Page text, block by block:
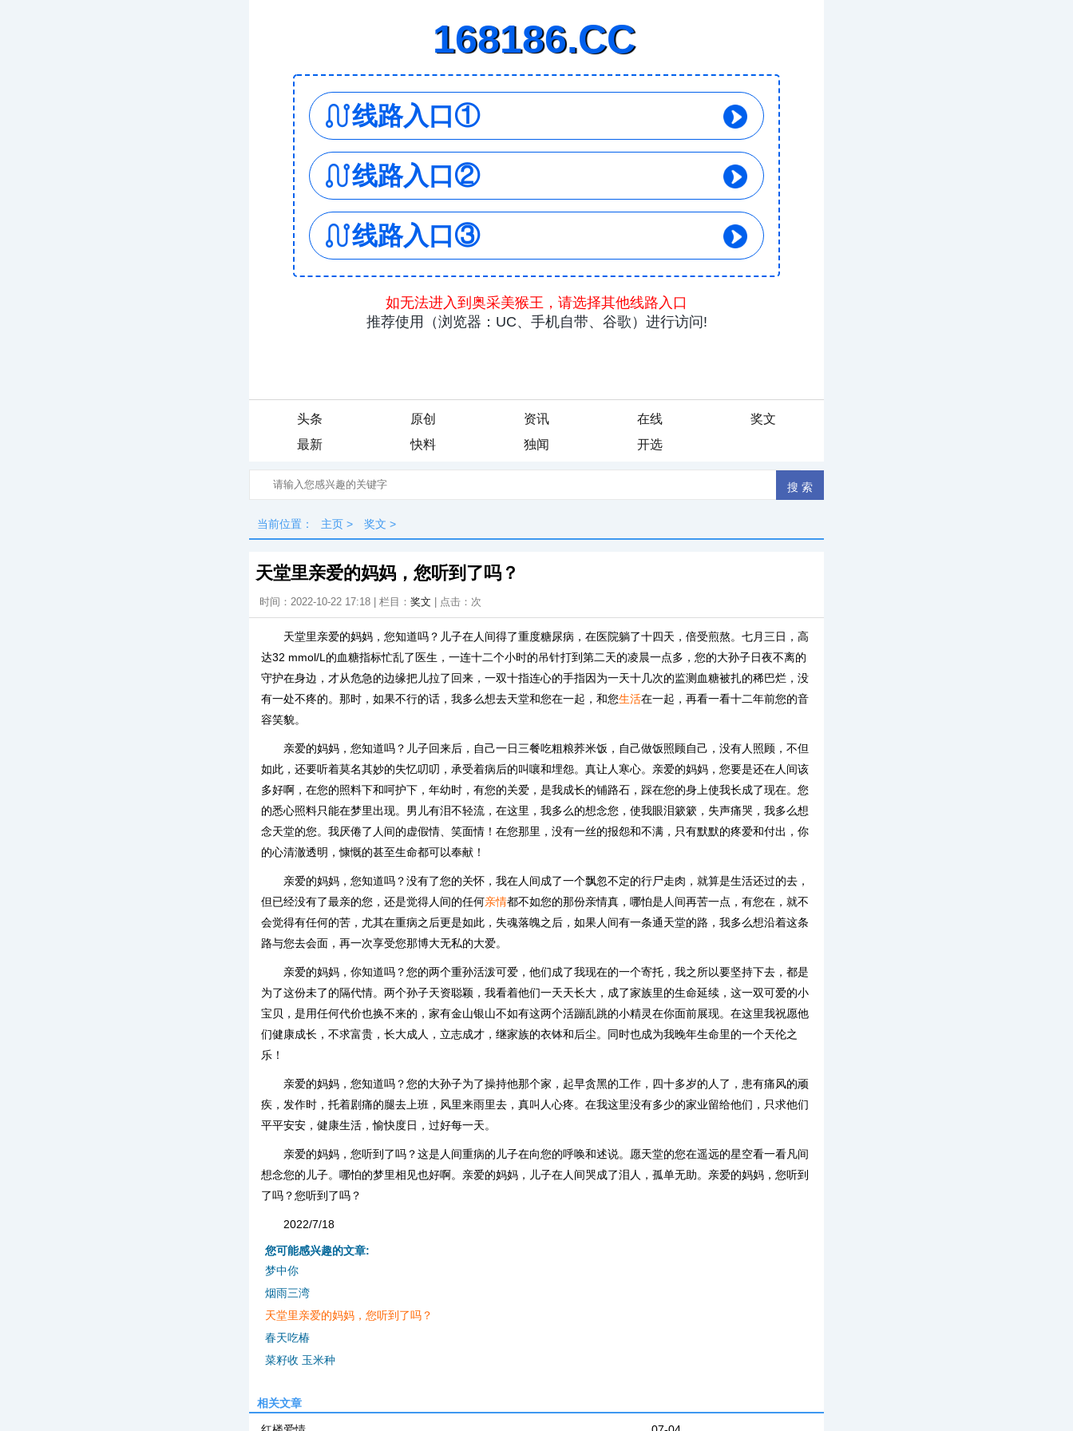
头条 原创 资讯 在线
奖文
最新
快料 独闻 开选
当前位置： 主页 > 奖文 >
天堂里亲爱的妈妈，您听到了吗？
时间：2022-10-22 17:18 | 栏目： 奖文 | 点击： 次
天堂里亲爱的妈妈，您知道吗？儿子在人间得了重度糖尿病，在医院躺了十四天，倍受煎熬。七月三日，高
达32 mmol/L的血糖指标忙乱了医生，一连十二个小时的吊针打到第二天的凌晨一点多，您的大孙子日夜不离的
守护在身边，才从危急的边缘把儿拉了回来，一双十指连心的手指因为一天十几次的监测血糖被扎的稀巴烂，没
有一处不疼的。那时，如果不行的话，我多么想去天堂和您在一起，和您生活在一起，再看一看十二年前您的音
容笑貌。
亲爱的妈妈，您知道吗？儿子回来后，自己一日三餐吃粗粮荞米饭，自己做饭照顾自己，没有人照顾，不但
如此，还要听着莫名其妙的失忆叨叨，承受着病后的叫嚷和埋怨。真让人寒心。亲爱的妈妈，您要是还在人间该
多好啊，在您的照料下和呵护下，年幼时，有您的关爱，是我成长的铺路石，踩在您的身上使我长成了现在。您
的悉心照料只能在梦里出现。男儿有泪不轻流，在这里，我多么的想念您，使我眼泪簌簌，失声痛哭，我多么想
念天堂的您。我厌倦了人间的虚假情、笑面情！在您那里，没有一丝的报怨和不满，只有默默的疼爱和付出，你
的心清澈透明，慷慨的甚至生命都可以奉献！
亲爱的妈妈，您知道吗？没有了您的关怀，我在人间成了一个飘忽不定的行尸走肉，就算是生活还过的去，
但已经没有了最亲的您，还是觉得人间的任何亲情都不如您的那份亲情真，哪怕是人间再苦一点，有您在，就不
会觉得有任何的苦，尤其在重病之后更是如此，失魂落魄之后，如果人间有一条通天堂的路，我多么想沿着这条
路与您去会面，再一次享受您那博大无私的大爱。
亲爱的妈妈，你知道吗？您的两个重孙活泼可爱，他们成了我现在的一个寄托，我之所以要坚持下去，都是
为了这份未了的隔代情。两个孙子天资聪颖，我看着他们一天天长大，成了家族里的生命延续，这一双可爱的小
宝贝，是用任何代价也换不来的，家有金山银山不如有这两个活蹦乱跳的小精灵在你面前展现。在这里我祝愿他
们健康成长，不求富贵，长大成人，立志成才，继家族的衣钵和后尘。同时也成为我晚年生命里的一个天伦之
乐！
亲爱的妈妈，您知道吗？您的大孙子为了操持他那个家，起早贪黑的工作，四十多岁的人了，患有痛风的顽
疾，发作时，托着剧痛的腿去上班，风里来雨里去，真叫人心疼。在我这里没有多少的家业留给他们，只求他们
平平安安，健康生活，愉快度日，过好每一天。
亲爱的妈妈，您听到了吗？这是人间重病的儿子在向您的呼唤和述说。愿天堂的您在遥远的星空看一看凡间
想念您的儿子。哪怕的梦里相见也好啊。亲爱的妈妈，儿子在人间哭成了泪人，孤单无助。亲爱的妈妈，您听到
了吗？您听到了吗？
2022/7/18
您可能感兴趣的文章:
梦中你
烟雨三湾
天堂里亲爱的妈妈，您听到了吗？
春天吃椿
菜籽收 玉米种
相关文章